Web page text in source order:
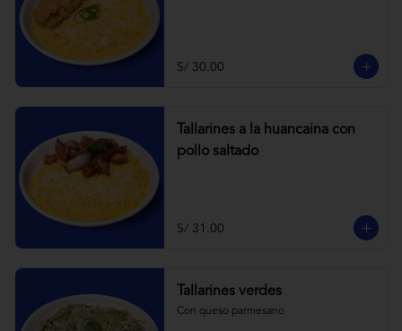
S/ 30.00
Tallarines a la huancaina con
pollo saltado
S/ 31.00
Tallarines verdes
Con queso parmesano